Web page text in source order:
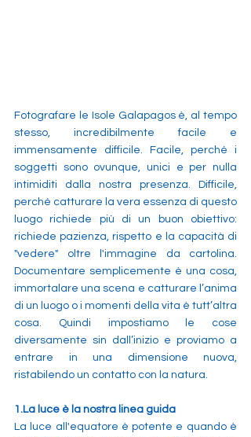
Fotografare le Isole Galapagos è, al tempo
stesso, incredibilmente facile e
immensamente difficile. Facile, perché i
soggetti sono ovunque, unici e per nulla
intimiditi dalla nostra presenza. Difficile,
perché catturare la vera essenza di questo
luogo richiede più di un buon obiettivo:
richiede pazienza, rispetto e la capacità di
"vedere" oltre l'immagine da cartolina.
Documentare semplicemente è una cosa,
immortalare una scena e catturare l’anima
di un luogo o i momenti della vita è tutt’altra
cosa. Quindi impostiamo le cose
diversamente sin dall’inizio e proviamo a
entrare in una dimensione nuova,
ristabilendo un contatto con la natura.
1.La luce è la nostra linea guida
La luce all'equatore è potente e quando è